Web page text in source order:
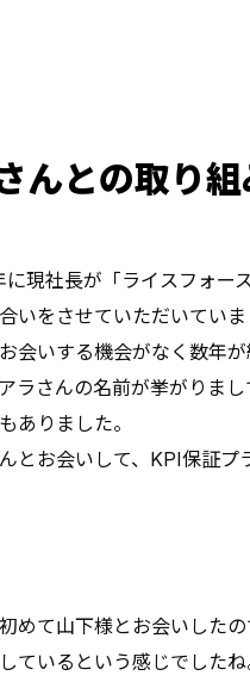
さんとの取り
現社長が「ライスフォー
いをさせていただいていま
会いする機会がなく数年
ラさんの名前が挙がりま
ありました。
とお会いして、KPI保証
めて山下様とお会いした
ているという感じでしたね